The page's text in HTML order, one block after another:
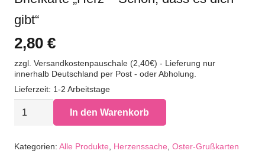
gibt“
2,80 €
zzgl. Versandkostenpauschale (2,40€) - Lieferung nur
innerhalb Deutschland per Post - oder Abholung.
Lieferzeit: 1-2 Arbeitstage
Briefkarte
"Herz
dass
In den Warenkorb
Kategorien: Alle Produkte Herzenssache Oster-Grußkarten